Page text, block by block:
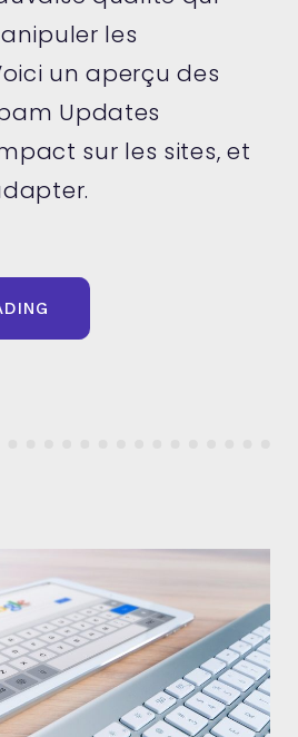
les
un aperçu des
Updates
sur les sites, et
SPAM